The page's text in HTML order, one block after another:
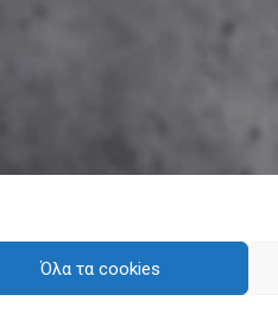
Όλα τα cookies
© 2020. Πολιτική Cookies